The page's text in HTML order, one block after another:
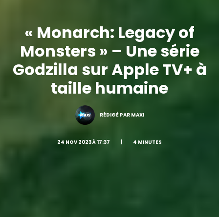
« Monarch: Legacy of
Monsters » – Une série
Godzilla sur Apple TV+ à
taille humaine
RÉDIGÉ PAR MAXI
24 NOV 2023 À 17:37 | 4 MINUTES